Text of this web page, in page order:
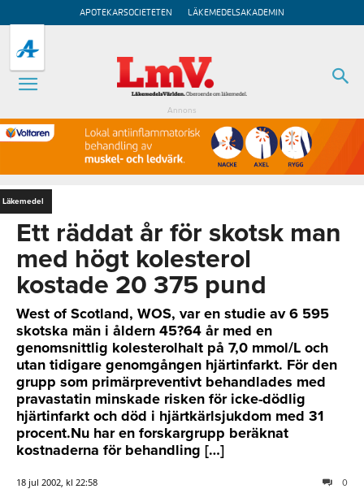
APOTEKARSOCIETETEN LÄKEMEDELSAKADEMIN
Annons
Läkemedel
Ett räddat år för skotsk man
med högt kolesterol
kostade 20 375 pund
West of Scotland, WOS, var en studie av 6 595
skotska män i åldern 45?64 år med en
genomsnittlig kolesterolhalt på 7,0 mmol/L och
utan tidigare genomgången hjärtinfarkt. För den
grupp som primärpreventivt behandlades med
pravastatin minskade risken för icke-dödlig
hjärtinfarkt och död i hjärtkärlsjukdom med 31
procent.Nu har en forskargrupp beräknat
kostnaderna för behandling […]
18 jul 2002, kl 22:58 0